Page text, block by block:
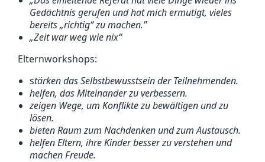
Gedächtnis gerufen und hat mich ermutigt, vieles
bereits „richtig“ zu machen."
„Zeit war weg wie nix“
Elternworkshops:
stärken das Selbstbewusstsein der Teilnehmenden.
helfen, das Miteinander zu verbessern.
zeigen Wege, um Konflikte zu bewältigen und zu
lösen.
bieten Raum zum Nachdenken und zum Austausch.
helfen Eltern, ihre Kinder besser zu verstehen und
machen Freude.